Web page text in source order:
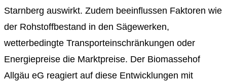
Starnberg auswirkt. Zudem beeinflussen Faktoren wie
der Rohstoffbestand in den Sägewerken,
wetterbedingte Transporteinschränkungen oder
Energiepreise die Marktpreise. Der Biomassehof
Allgäu eG reagiert auf diese Entwicklungen mit